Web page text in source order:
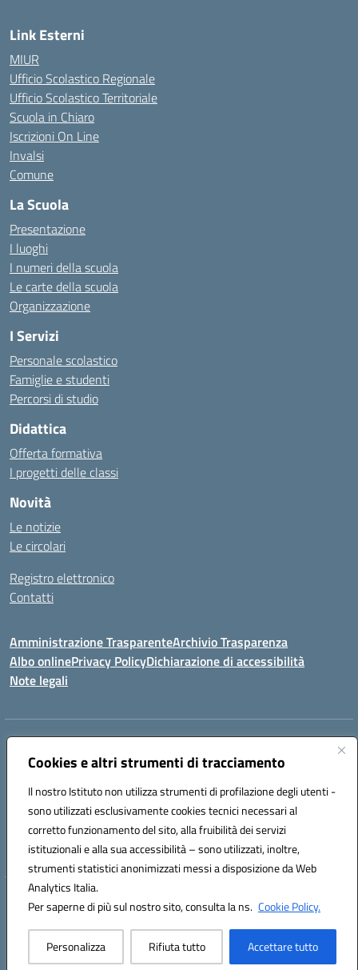
Cookies e altri strumenti di tracciamento
Il nostro Istituto non utilizza strumenti di profilazione degli utenti -
sono utilizzati esclusivamente cookies tecnici necessari al
corretto funzionamento del sito, alla fruibilità dei servizi
istituzionali e alla sua accessibilità – sono utilizzati, inoltre,
strumenti statistici anonimizzati messi a disposizione da Web
Analytics Italia.
Per saperne di più sul nostro sito, consulta la ns. Cookie Policy.
Personalizza Rifiuta tutto Accettare tutto
Link Esterni
MIUR
Ufficio Scolastico Regionale
Ufficio Scolastico Territoriale
Scuola in Chiaro
Iscrizioni On Line
Invalsi
Comune
La Scuola
Presentazione
I luoghi
I numeri della scuola
Le carte della scuola
Organizzazione
I Servizi
Personale scolastico
Famiglie e studenti
Percorsi di studio
Didattica
Offerta formativa
I progetti delle classi
Novità
Le notizie
Le circolari
Registro elettronico
Contatti
Amministrazione TrasparenteArchivio Trasparenza
Albo onlinePrivacy PolicyDichiarazione di accessibilità
Note legali
Indirizzo:
Centralino:096721161 Email:czic869004@istruzione.it
Codice fiscale: 84000710792
Codice meccanografico:
CZIC869004
Codice unico di fatturazione (CUF): UFKGA0
Hosting & Powered by 3D Solution S.r.l.
Concept & Design by Designers Italia